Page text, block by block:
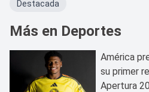
Destacada
Más en Deportes
América
su primer
Apertura